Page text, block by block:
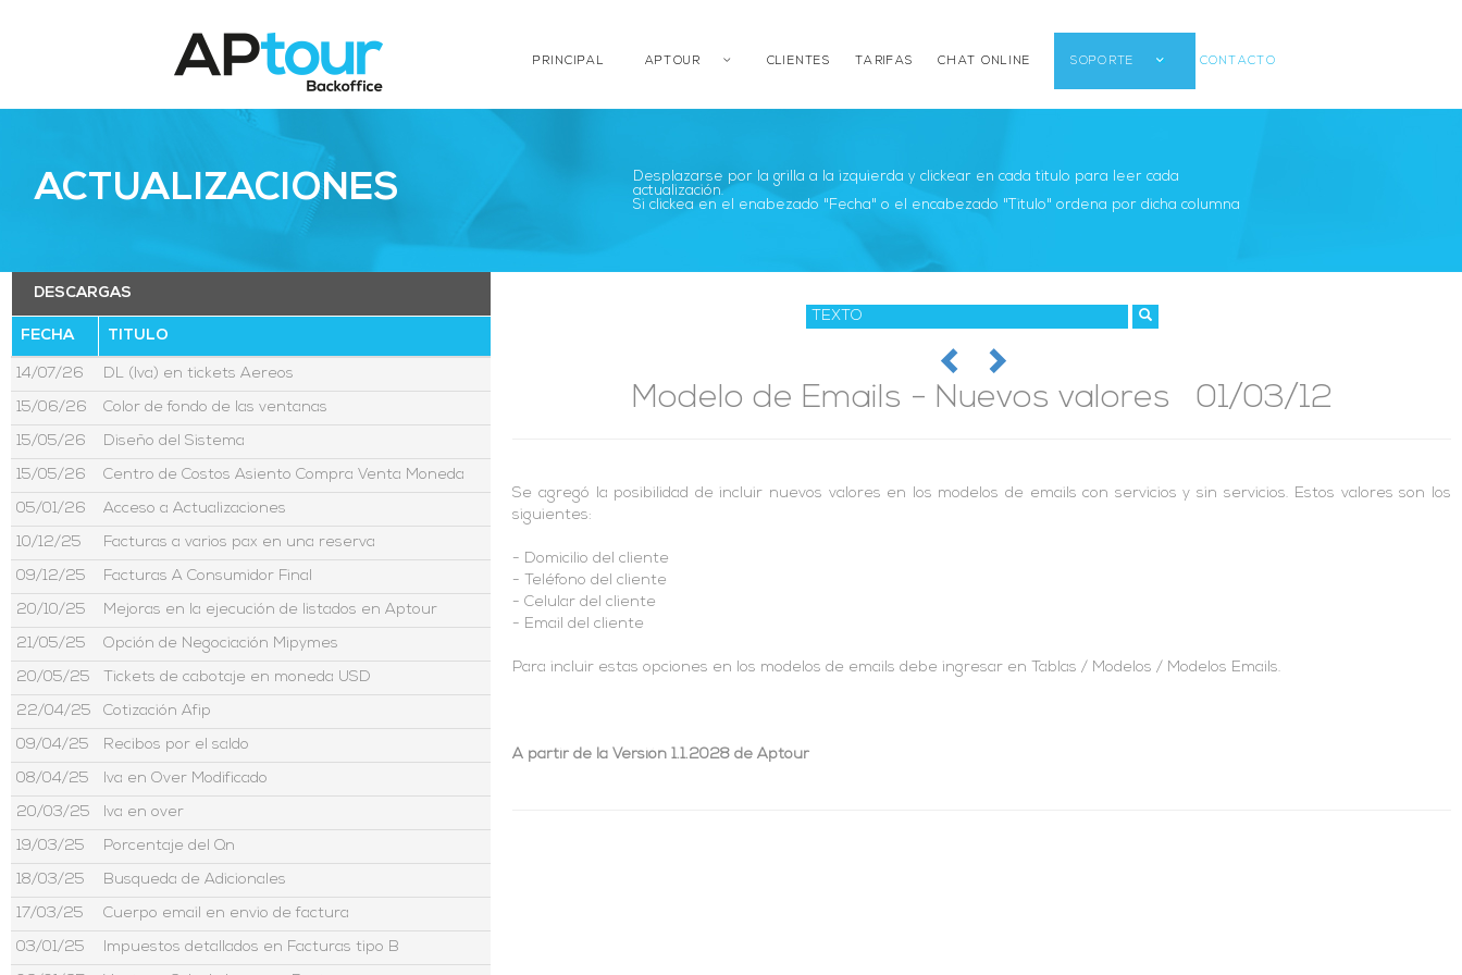
PRINCIPAL APTOUR CLIENTES TARIFAS CHAT ONLINE SOPORTE CONTACTO
ACTUALIZACIONES
Desplazarse por la grilla a la izquierda y clickear en cada titulo para leer cada
actualización.
Si clickea en el enabezado "Fecha" o el encabezado "Titulo" ordena por dicha columna
DESCARGAS
FECHA TITULO
14/07/26 DL (Iva) en tickets Aereos
15/06/26 Color de fondo de las ventanas
15/05/26 Diseño del Sistema
15/05/26 Centro de Costos Asiento Compra Venta Moneda
05/01/26 Acceso a Actualizaciones
10/12/25 Facturas a varios pax en una reserva
09/12/25 Facturas A Consumidor Final
20/10/25 Mejoras en la ejecución de listados en Aptour
21/05/25 Opción de Negociación Mipymes
20/05/25 Tickets de cabotaje en moneda USD
22/04/25 Cotización Afip
09/04/25 Recibos por el saldo
08/04/25 Iva en Over Modificado
20/03/25 Iva en over
19/03/25 Porcentaje del Qn
18/03/25 Busqueda de Adicionales
17/03/25 Cuerpo email en envio de factura
03/01/25 Impuestos detallados en Facturas tipo B
Modelo de Emails - Nuevos valores 01/03/12
Se agregó la posibilidad de incluir nuevos valores en los modelos de emails con servicios y sin servicios. Estos valores son los
siguientes:
- Domicilio del cliente
- Teléfono del cliente
- Celular del cliente
- Email del cliente
Para incluir estas opciones en los modelos de emails debe ingresar en Tablas / Modelos / Modelos Emails.
A partir de la Versión 1.1.2028 de Aptour